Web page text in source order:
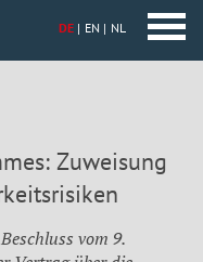
DE EN NL
Zuweisung
vom 9.